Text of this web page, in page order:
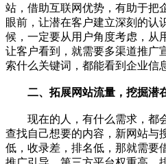
站，借助互联网优势，有助于把
眼前，让潜在客户建立深刻的认
候，一定要从用户角度考虑，从
让客户看到，就需要多渠道推广
索什么关键词，都能看到企业信
二、拓展网站流量，挖掘潜
现在的人，有什么需求，都会
查找自己想要的内容，新网站与
低，收录差，排名低，那就需要